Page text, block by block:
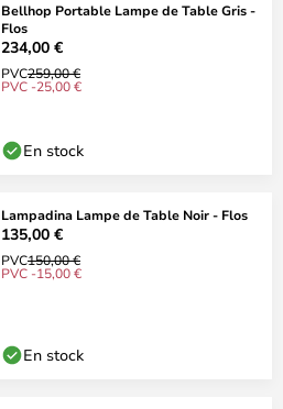
Bellhop Portable Lampe de Table Gris -
Flos
234,00 €
PVC259,00 €
PVC -25,00 €
En stock
Lampadina Lampe de Table Noir - Flos
135,00 €
PVC150,00 €
PVC -15,00 €
En stock